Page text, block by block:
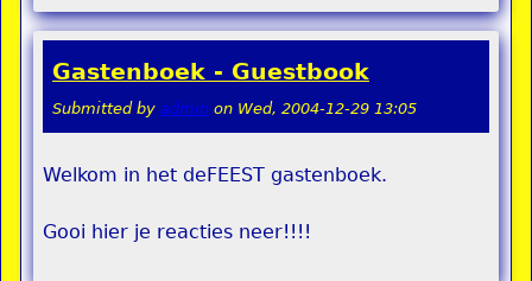
Gastenboek - Guestbook
Submitted by admin on Wed, 2004-12-29 13:05
Welkom in het deFEEST gastenboek.
Gooi hier je reacties neer!!!!